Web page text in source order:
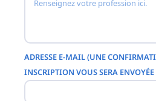
ADRESSE E-MAIL (UNE
INSCRIPTION VOUS SERA